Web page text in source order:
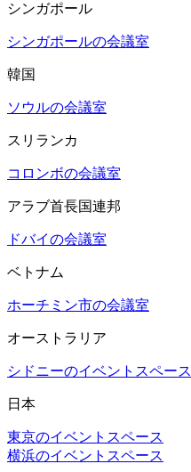
シンガポール
シンガポールの会議室
韓国
ソウルの会議室
スリランカ
コロンボの会議室
アラブ首長国連邦
ドバイの会議室
ベトナム
ホーチミン市の会議室
オーストラリア
シドニーのイベントスペース
日本
東京のイベントスペース
横浜のイベントスペース